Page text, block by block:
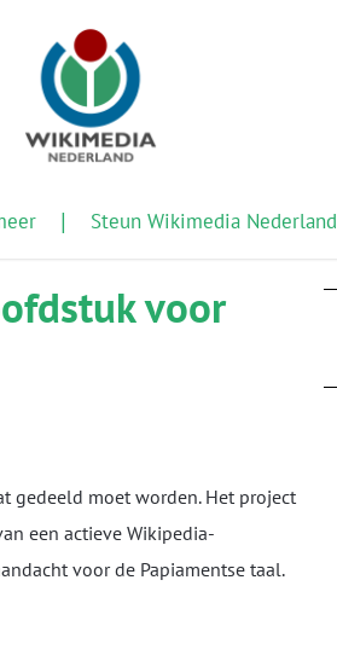
Steun Wikimedia Nederland
voor
gedeeld moet worden. Het project
een actieve Wikipedia-
voor de Papiamentse taal.